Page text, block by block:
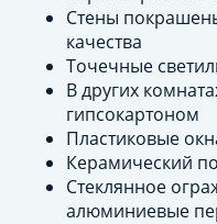
Стены
качества
Точечные
В других
гипсокартоном
Пластиковые
Керамический
Стеклянное
алюминиевые